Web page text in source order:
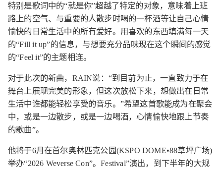
特别是歌词中的“就是你”超越了特定的对象，意味着上班
路上的空气、与重要的人散步时喝的一杯酒等让自己心情
愉快的日常生活中的所有爱好。用喜欢的东西填满每一天
的“Fill it up”的信息，与想要充分品味现在这个瞬间的感觉
的“Feel it”的主题相连。
对于此次的新曲，RAIN说：“到目前为止，一直致力于在
舞台上展现完美的形象，但这次放松下来，想做出在日常
生活中谁都能轻松享受的音乐。”希望这首歌能成为在聚会
中，或是一边散步，或是一边喝酒，心情愉快地跟上节奏
的歌曲”。
他将于6月在首尔奥林匹克公园(KSPO DOME•88草坪广场)
举办“2026 Weverse Con”。Festival”演出，到下半年的大规